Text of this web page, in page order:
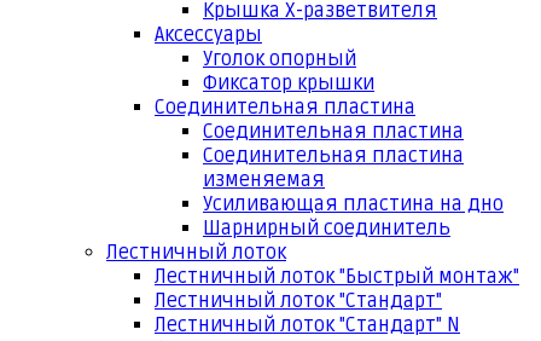
Крышка Х-разветвителя
Аксессуары
Уголок опорный
Фиксатор крышки
Соединительная пластина
Соединительная пластина
Соединительная пластина
изменяемая
Усиливающая пластина на дно
Шарнирный соединитель
Лестничный лоток
Лестничный лоток "Быстрый монтаж"
Лестничный лоток "Стандарт"
Лестничный лоток "Стандарт" N